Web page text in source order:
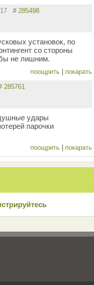
# 285498
установок, по
со стороны
не лишним.
поощрить покарать
285761
удары
парочки
поощрить покарать